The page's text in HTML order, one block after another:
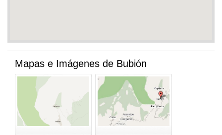
Mapas e Imágenes de Bubión